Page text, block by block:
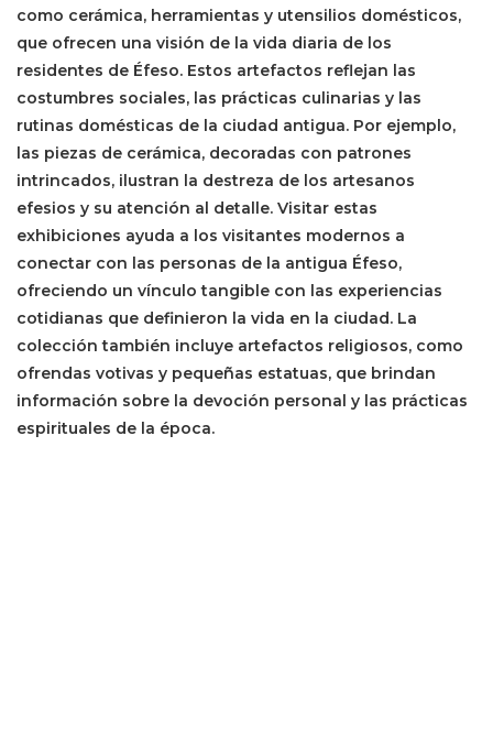
como cerámica, herramientas y utensilios domésticos,
que ofrecen una visión de la vida diaria de los
residentes de Éfeso. Estos artefactos reflejan las
costumbres sociales, las prácticas culinarias y las
rutinas domésticas de la ciudad antigua. Por ejemplo,
las piezas de cerámica, decoradas con patrones
intrincados, ilustran la destreza de los artesanos
efesios y su atención al detalle. Visitar estas
exhibiciones ayuda a los visitantes modernos a
conectar con las personas de la antigua Éfeso,
ofreciendo un vínculo tangible con las experiencias
cotidianas que definieron la vida en la ciudad. La
colección también incluye artefactos religiosos, como
ofrendas votivas y pequeñas estatuas, que brindan
información sobre la devoción personal y las prácticas
espirituales de la época.